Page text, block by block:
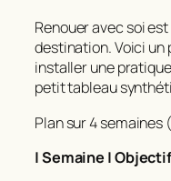
Renouer avec soi
destination. Voici
installer une
petit tableau
Plan sur 4 semaines
| Semaine |